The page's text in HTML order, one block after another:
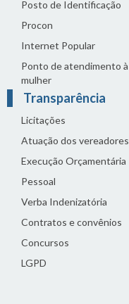
Posto de Identificação
Procon
Internet Popular
Ponto de atendimento à
mulher
Transparência
Licitações
Atuação dos vereadores
Execução Orçamentária
Pessoal
Verba Indenizatória
Contratos e convênios
Concursos
LGPD